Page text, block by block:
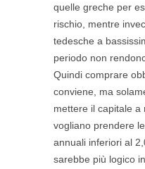
quelle greche per
rischio, mentre
tedesche a
periodo non
Quindi comprare
conviene, ma
mettere il capitale a
vogliano prendere
annuali inferiori al
sarebbe più logico